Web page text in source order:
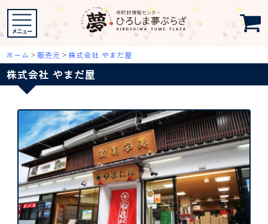
ホーム > 販売元 > 株式会社 やまだ屋
株式会社 やまだ屋